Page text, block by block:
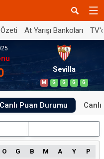
At Yarışı Bankoları
Sevilla
M G G G G
Canlı Puan Durumu
O G B M A Y
P